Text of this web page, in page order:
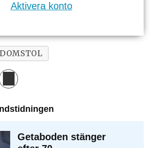
Aktivera konto
DOMSTOL